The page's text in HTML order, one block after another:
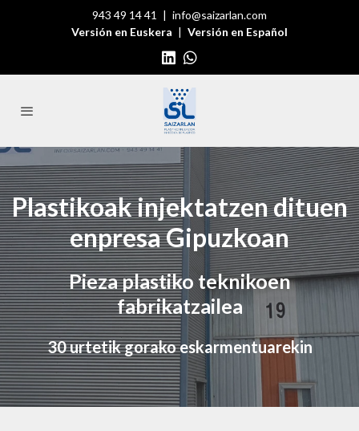
943 49 14 41 | info@saizarlan.com
Versión en Euskera | Versión en Español
Plastikoak injektatzen dituen
enpresa Gipuzkoan
Pieza plastiko teknikoen
fabrikatzailea
30 urtetik gorako eskarmentuarekin